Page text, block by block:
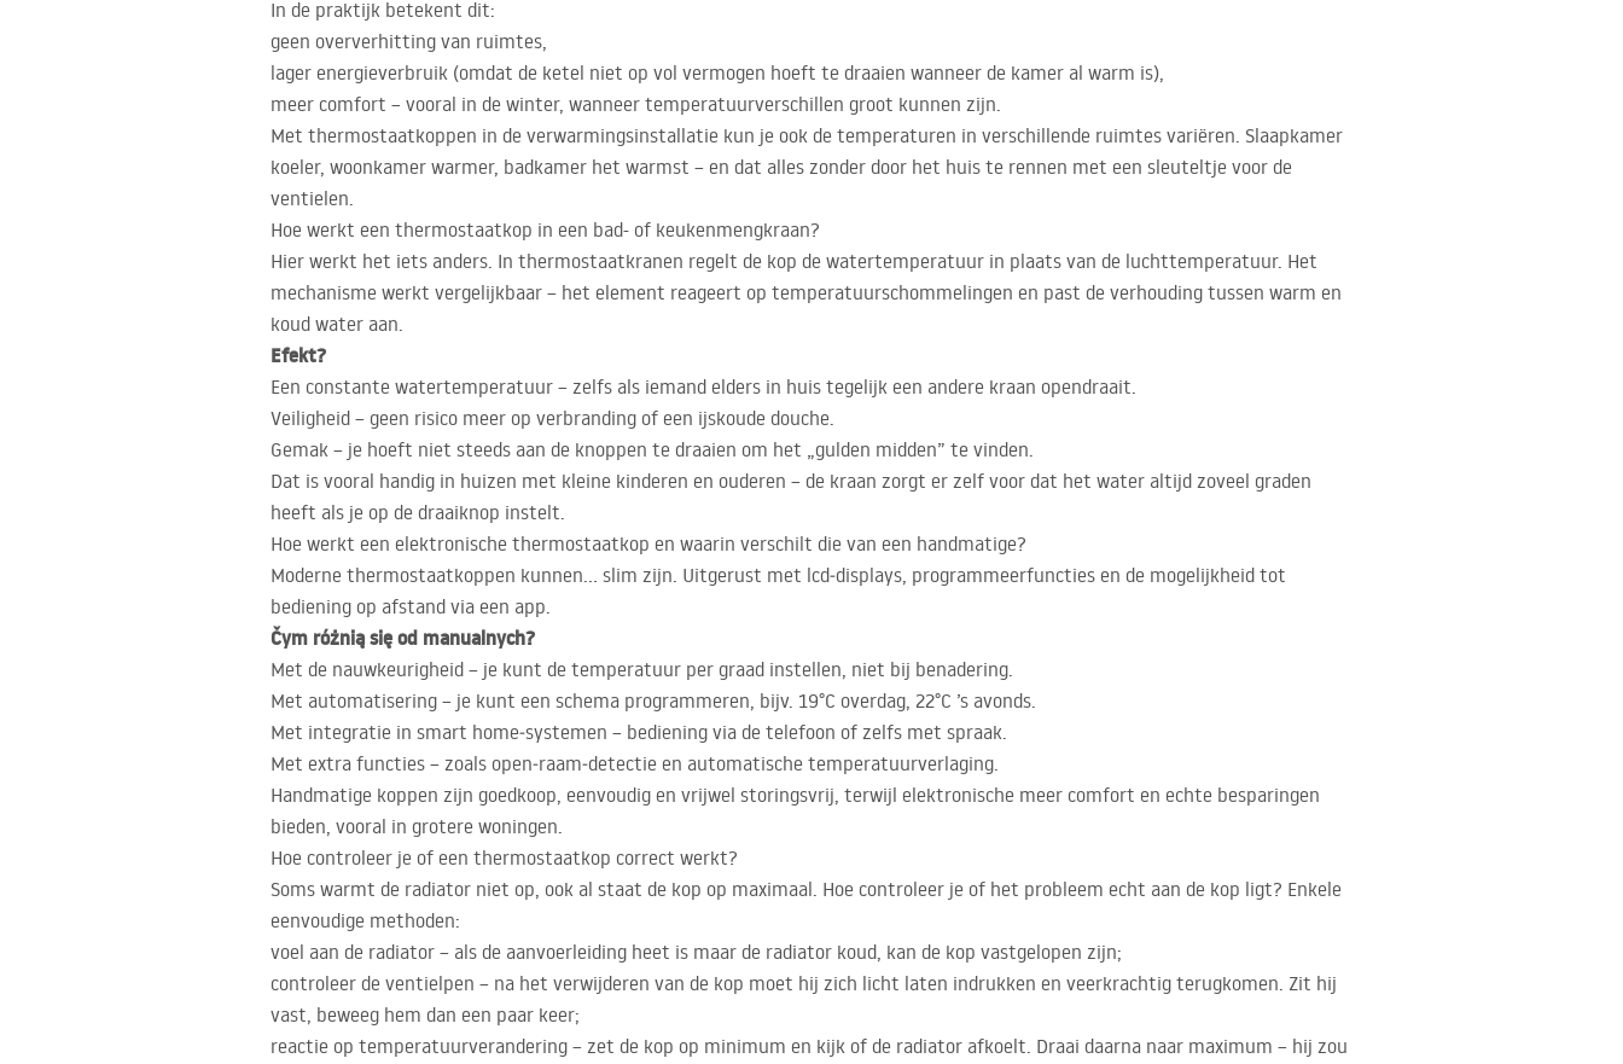
In de praktijk betekent dit:
geen oververhitting van ruimtes,
lager energieverbruik (omdat de ketel niet op vol vermogen hoeft te draaien wanneer de kamer al warm is),
meer comfort – vooral in de winter, wanneer temperatuurverschillen groot kunnen zijn.
Met thermostaatkoppen in de verwarmingsinstallatie kun je ook de temperaturen in verschillende ruimtes variëren. Slaapkamer
koeler, woonkamer warmer, badkamer het warmst – en dat alles zonder door het huis te rennen met een sleuteltje voor de
ventielen.
Hoe werkt een thermostaatkop in een bad- of keukenmengkraan?
Hier werkt het iets anders. In thermostaatkranen regelt de kop de watertemperatuur in plaats van de luchttemperatuur. Het
mechanisme werkt vergelijkbaar – het element reageert op temperatuurschommelingen en past de verhouding tussen warm en
koud water aan.
Efekt?
Een constante watertemperatuur – zelfs als iemand elders in huis tegelijk een andere kraan opendraait.
Veiligheid – geen risico meer op verbranding of een ijskoude douche.
Gemak – je hoeft niet steeds aan de knoppen te draaien om het „gulden midden” te vinden.
Dat is vooral handig in huizen met kleine kinderen en ouderen – de kraan zorgt er zelf voor dat het water altijd zoveel graden
heeft als je op de draaiknop instelt.
Hoe werkt een elektronische thermostaatkop en waarin verschilt die van een handmatige?
Moderne thermostaatkoppen kunnen… slim zijn. Uitgerust met lcd‑displays, programmeerfuncties en de mogelijkheid tot
bediening op afstand via een app.
Čym różnią się od manualnych?
Met de nauwkeurigheid – je kunt de temperatuur per graad instellen, niet bij benadering.
Met automatisering – je kunt een schema programmeren, bijv. 19°C overdag, 22°C ’s avonds.
Met integratie in smart home‑systemen – bediening via de telefoon of zelfs met spraak.
Met extra functies – zoals open‑raam‑detectie en automatische temperatuurverlaging.
Handmatige koppen zijn goedkoop, eenvoudig en vrijwel storingsvrij, terwijl elektronische meer comfort en echte besparingen
bieden, vooral in grotere woningen.
Hoe controleer je of een thermostaatkop correct werkt?
Soms warmt de radiator niet op, ook al staat de kop op maximaal. Hoe controleer je of het probleem echt aan de kop ligt? Enkele
eenvoudige methoden:
voel aan de radiator – als de aanvoerleiding heet is maar de radiator koud, kan de kop vastgelopen zijn;
controleer de ventielpen – na het verwijderen van de kop moet hij zich licht laten indrukken en veerkrachtig terugkomen. Zit hij
vast, beweeg hem dan een paar keer;
reactie op temperatuurverandering – zet de kop op minimum en kijk of de radiator afkoelt. Draai daarna naar maximum – hij zou